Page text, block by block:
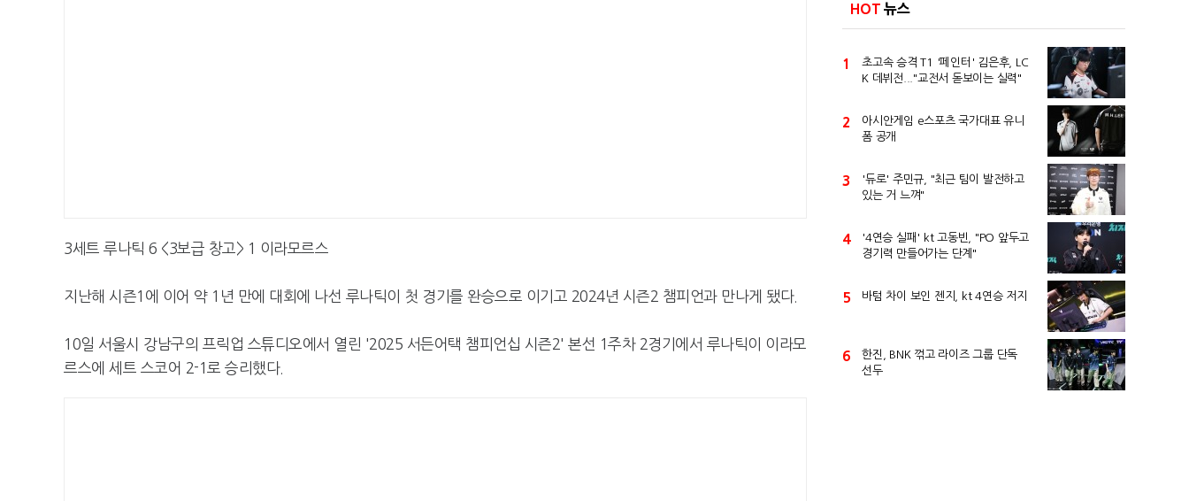
3세트 루나틱 6 <3보급 창고> 1 이라모르스
지난해 시즌1에 이어 약 1년 만에 대회에 나선 루나틱이 첫 경기를 완승으로 이기고 2024년 시즌2 챔피언과 만나게 됐다.
10일 서울시 강남구의 프릭업 스튜디오에서 열린 '2025 서든어택 챔피언십 시즌2' 본선 1주차 2경기에서 루나틱이 이라모
르스에 세트 스코어 2-1로 승리했다.
HOT 뉴스
1
초고속 승격 T1 '페인터' 김은후, LC
K 데뷔전..."교전서 돋보이는 실력"
2
아시안게임 e스포츠 국가대표 유니
폼 공개
3
'듀로' 주민규, "최근 팀이 발전하고
있는 거 느껴"
4
'4연승 실패' kt 고동빈, "PO 앞두고
경기력 만들어가는 단계"
5 바텀 차이 보인 젠지, kt 4연승 저지
6
한진, BNK 꺾고 라이즈 그룹 단독
선두